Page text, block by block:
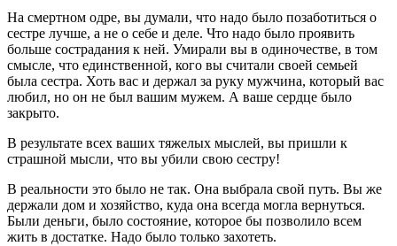
На смертном одре, вы думали, что надо было позаботиться о
сестре лучше, а не о себе и деле. Что надо было проявить
больше сострадания к ней. Умирали вы в одиночестве, в том
смысле, что единственной, кого вы считали своей семьей
была сестра. Хоть вас и держал за руку мужчина, который вас
любил, но он не был вашим мужем. А ваше сердце было
закрыто.
В результате всех ваших тяжелых мыслей, вы пришли к
страшной мысли, что вы убили свою сестру!
В реальности это было не так. Она выбрала свой путь. Вы же
держали дом и хозяйство, куда она всегда могла вернуться.
Были деньги, было состояние, которое бы позволило всем
жить в достатке. Надо было только захотеть.